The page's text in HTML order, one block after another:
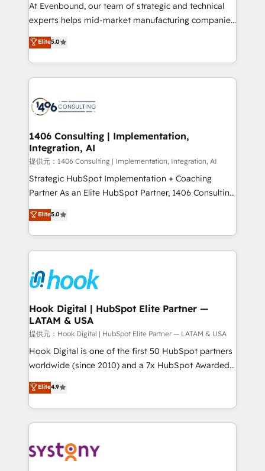
At Evenbound, our team of strategic and technical
experts helps mid-market manufacturing companies
achieve real growth. We specialize in delivering
tailored solutions that drive results by leveraging
HubSpot’s platform and data to fuel success.
Technical Solutions: - HubSpot Technical Consulting -
Onboarding - Data Migration & Integrations -
Revenue Operations - Inbound Marketing -
Outbound Marketing - HubSpot CMS Website
Design & Development We empower our clients to
reach their full potential by providing transparent,
relationship-driven support. With over 300 HubSpot
technical know-how and strategic guidance you
need to succeed.
Elite5.0
1406 Consulting | Implementation,
Integration, AI
提供元：1406 Consulting | Implementation, Integration, AI
Strategic HubSpot Implementation + Coaching
Partner As an Elite HubSpot Partner, 1406 Consulting
helps mid-market revenue teams transform how
they sell, market, and serve. We don't just build your
HubSpot—we teach your team to own it, then stay
to help you keep winning. What We Do ⚙️ CRM
Data & Content 📈 Sales & Marketing Alignment +
Revenue Team Enablement 🤖 Breeze AI & Custom
Agent Creation 🔄 Custom Integrations & Data
Migration Why 1406 We become part of your team.
Your team learns while we build. We fix what others
broke. Built for mid-market reality—practical
solutions that work with your actual headcount and
HubSpot partners 🔄 Top 5% globally in client
retention 📅 8+ years of consistent results since 2017
move beyond spreadsheets into unified systems
that drive real business results.
Elite5.0
Hook Digital | HubSpot Elite Partner —
LATAM & USA
提供元：Hook Digital | HubSpot Elite Partner — LATAM & USA
Hook Digital is one of the first 50 HubSpot partners
worldwide (since 2010) and a 7x HubSpot Awarded
Elite Partner. With 500+ projects across the U.S.,
Brazil, and LATAM, we combine global expertise with
regional experience. Today, we are Brazil’s largest
HubSpot Elite Partner—trusted by companies across
Implementation & Migration Onboarding across all
Elite4.9